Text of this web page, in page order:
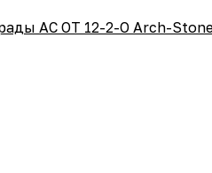
АС ОТ 12-2-O Arch-